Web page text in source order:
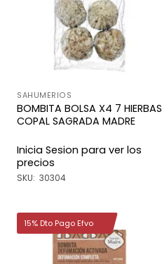
SAHUMERIOS
BOMBITA BOLSA X4 7 HIERBAS
COPAL SAGRADA MADRE
Inicia Sesion para ver los
precios
SKU: 30304
15% Dto Pago Efvo